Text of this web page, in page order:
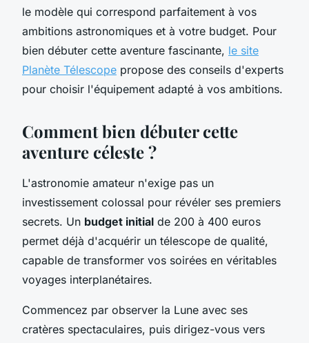
le modèle qui correspond parfaitement à vos
ambitions astronomiques et à votre budget. Pour
bien débuter cette aventure fascinante, le site
Planète Télescope propose des conseils d'experts
pour choisir l'équipement adapté à vos ambitions.
Comment bien débuter cette
aventure céleste ?
L'astronomie amateur n'exige pas un
investissement colossal pour révéler ses premiers
secrets. Un budget initial de 200 à 400 euros
permet déjà d'acquérir un télescope de qualité,
capable de transformer vos soirées en véritables
voyages interplanétaires.
Commencez par observer la Lune avec ses
cratères spectaculaires, puis dirigez-vous vers